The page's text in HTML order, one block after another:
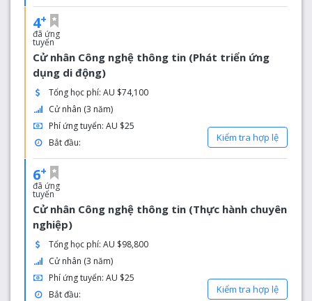
4+
đã ứng
tuyển
Cử nhân Công nghệ thông tin (Phát triển ứng
dụng di động)
Tổng học phí: AU $74,100
Cử nhân (3 năm)
Phí ứng tuyển: AU $25
Bắt đầu:
Kiểm tra hợp lệ
6+
đã ứng
tuyển
Cử nhân Công nghệ thông tin (Thực hành chuyên
nghiệp)
Tổng học phí: AU $98,800
Cử nhân (3 năm)
Phí ứng tuyển: AU $25
Bắt đầu:
Kiểm tra hợp lệ